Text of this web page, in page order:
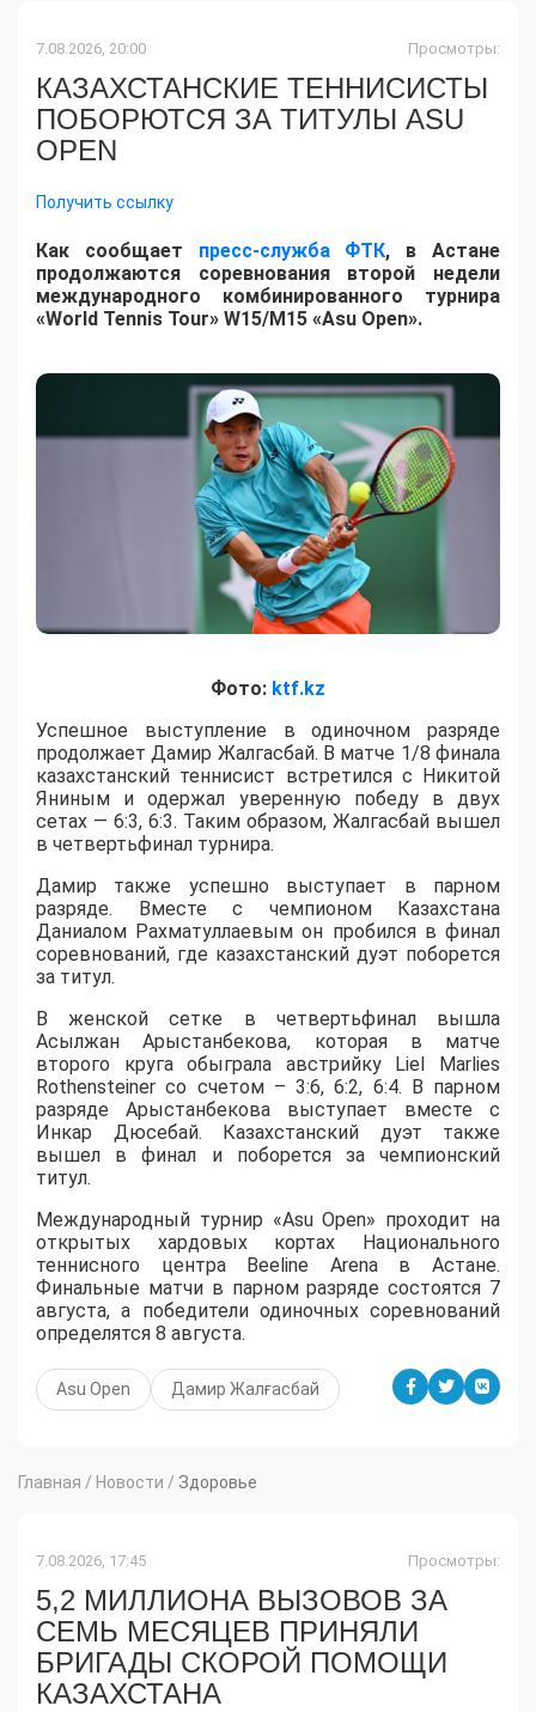
7.08.2026, 20:00 Просмотры:
КАЗАХСТАНСКИЕ ТЕННИСИСТЫ
ПОБОРЮТСЯ ЗА ТИТУЛЫ ASU
OPEN
Получить ссылку
Как сообщает пресс-служба ФТК, в Астане
продолжаются соревнования второй недели
международного комбинированного турнира
«World Tennis Tour» W15/M15 «Asu Open».
Фото: ktf.kz
Успешное выступление в одиночном разряде
продолжает Дамир Жалгасбай. В матче 1/8 финала
казахстанский теннисист встретился с Никитой
Яниным и одержал уверенную победу в двух
сетах — 6:3, 6:3. Таким образом, Жалгасбай вышел
в четвертьфинал турнира.
Дамир также успешно выступает в парном
разряде. Вместе с чемпионом Казахстана
Даниалом Рахматуллаевым он пробился в финал
соревнований, где казахстанский дуэт поборется
за титул.
В женской сетке в четвертьфинал вышла
Асылжан Арыстанбекова, которая в матче
второго круга обыграла австрийку Liel Marlies
Rothensteiner со счетом – 3:6, 6:2, 6:4. В парном
разряде Арыстанбекова выступает вместе с
Инкар Дюсебай. Казахстанский дуэт также
вышел в финал и поборется за чемпионский
титул.
Международный турнир «Asu Open» проходит на
открытых хардовых кортах Национального
теннисного центра Beeline Arena в Астане.
Финальные матчи в парном разряде состоятся 7
августа, а победители одиночных соревнований
определятся 8 августа.
Asu Open Дамир Жалғасбай
Главная / Новости / Здоровье
7.08.2026, 17:45 Просмотры:
5,2 МИЛЛИОНА ВЫЗОВОВ ЗА
СЕМЬ МЕСЯЦЕВ ПРИНЯЛИ
БРИГАДЫ СКОРОЙ ПОМОЩИ
КАЗАХСТАНА